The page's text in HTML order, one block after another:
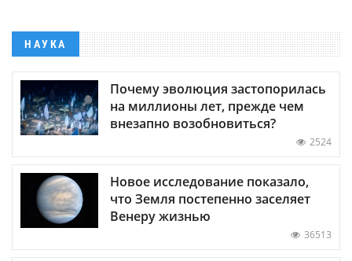
НАУКА
Почему эволюция застопорилась
на миллионы лет, прежде чем
внезапно возобновиться?
2524
Новое исследование показало,
что Земля постепенно заселяет
Венеру жизнью
36513